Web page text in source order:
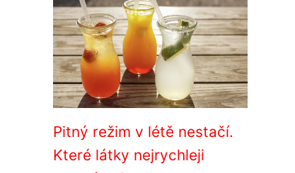
Pitný režim v létě nestačí.
Které látky nejrychleji